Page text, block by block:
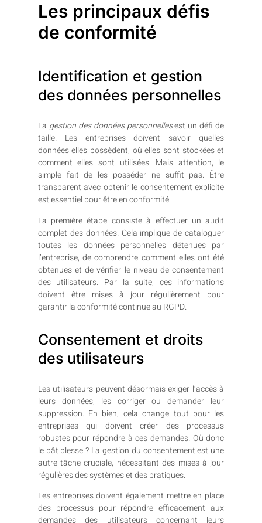
Les principaux défis
de conformité
Identification et gestion
des données personnelles
La gestion des données personnellesest un défi de
taille. Les entreprises doivent savoir quelles
données elles possèdent, où elles sont stockées et
comment elles sont utilisées. Mais attention, le
simple fait de les posséder ne suffit pas. Être
transparent avec obtenir le consentement explicite
est essentiel pour être en conformité.
La première étape consiste à effectuer un audit
complet des données. Cela implique de cataloguer
toutes les données personnelles détenues par
l’entreprise, de comprendre comment elles ont été
obtenues et de vérifier le niveau de consentement
des utilisateurs. Par la suite, ces informations
doivent être mises à jour régulièrement pour
garantir la conformité continue au RGPD.
Consentement et droits
des utilisateurs
Les utilisateurs peuvent désormais exiger l’accès à
leurs données, les corriger ou demander leur
suppression. Eh bien, cela change tout pour les
entreprises qui doivent créer des processus
robustes pour répondre à ces demandes. Où donc
le bât blesse ? La gestion du consentement est une
autre tâche cruciale, nécessitant des mises à jour
régulières des systèmes et des pratiques.
Les entreprises doivent également mettre en place
des processus pour répondre efficacement aux